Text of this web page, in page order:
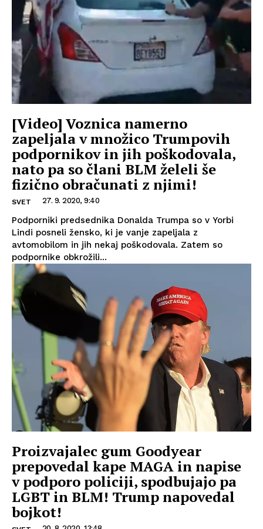
[Video] Voznica namerno
zapeljala v množico Trumpovih
podpornikov in jih poškodovala,
nato pa so člani BLM želeli še
fizično obračunati z njimi!
SVET 27. 9. 2020, 9:40
Podporniki predsednika Donalda Trumpa so v Yorbi
Lindi posneli žensko, ki je vanje zapeljala z
avtomobilom in jih nekaj poškodovala. Zatem so
podpornike obkrožili...
Proizvajalec gum Goodyear
prepovedal kape MAGA in napise
v podporo policiji, spodbujajo pa
LGBT in BLM! Trump napovedal
bojkot!